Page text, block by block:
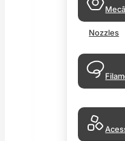
Nozzles